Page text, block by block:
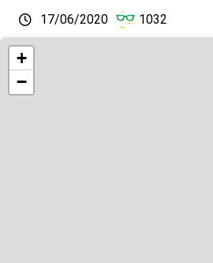
17/06/2020 1032
+
−